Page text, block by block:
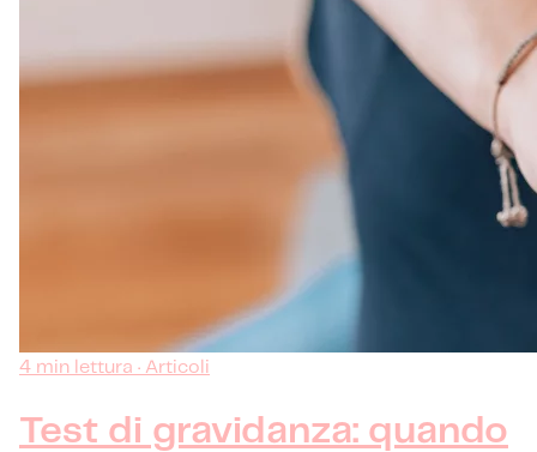
4 min lettura · Articoli
Test di gravidanza: quando